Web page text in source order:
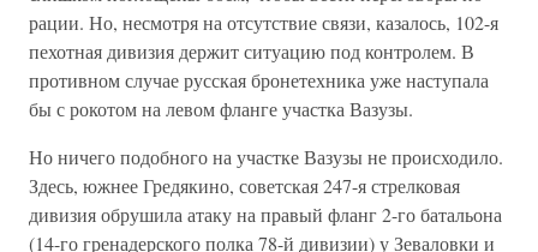
рации. Но, несмотря на отсутствие связи, казалось, 102-я
пехотная дивизия держит ситуацию под контролем. В
противном случае русская бронетехника уже наступала
бы с рокотом на левом фланге участка Вазузы.
Но ничего подобного на участке Вазузы не происходило.
Здесь, южнее Гредякино, советская 247-я стрелковая
дивизия обрушила атаку на правый фланг 2-го батальона
(14-го гренадерского полка 78-й дивизии) у Зеваловки и